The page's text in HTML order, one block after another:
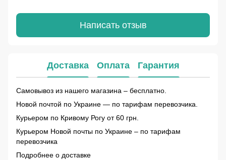
Написать отзыв
Доставка Оплата Гарантия
Самовывоз из нашего магазина – бесплатно.
Новой почтой по Украине — по тарифам перевозчика.
Курьером по Кривому Рогу от 60 грн.
Курьером Новой почты по Украине – по тарифам
перевозчика
Подробнее о доставке